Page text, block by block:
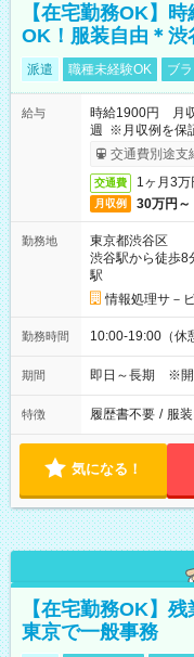
【在宅勤務OK】
OK！服装自由＊渋
派遣 職種未経験OK ブ
給与
時給1900円 月
週 ※月収例を保
ービス利用可（
交通費別途支
交通費 1ヶ月3
月収例 30万円～
勤務地
東京都渋谷区
渋谷駅から徒歩8
駅
情報処理サ－
勤務時間 10:00-19:00（休
期間 即日～長期 ※開
特徴 履歴書不要 / 服
気になる！
【在宅勤務OK】
東京で一般事務